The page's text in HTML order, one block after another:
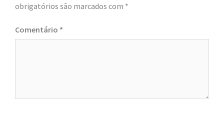
obrigatórios são marcados com *
Comentário *